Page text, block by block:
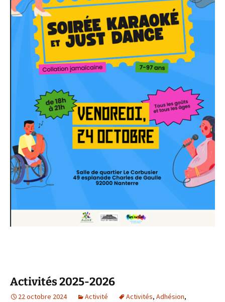
Activités 2025-2026
22 octobre 2024 Activité Activités, Adhésion,